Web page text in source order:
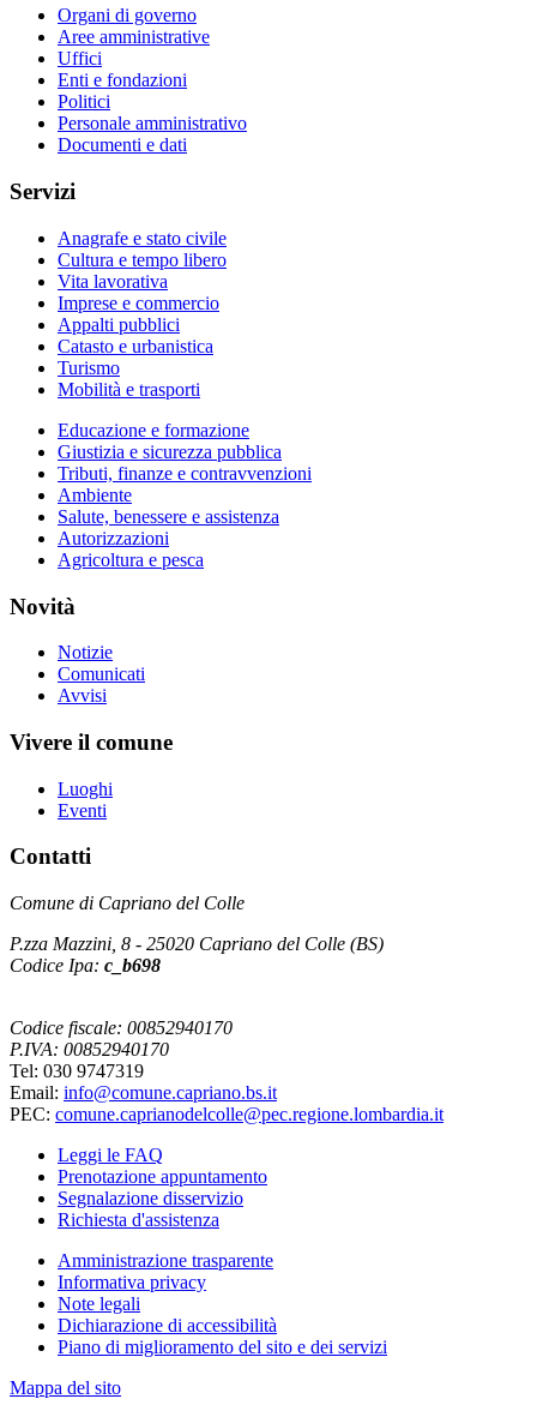
Organi di governo
Aree amministrative
Uffici
Enti e fondazioni
Politici
Personale amministrativo
Documenti e dati
Servizi
Anagrafe e stato civile
Cultura e tempo libero
Vita lavorativa
Imprese e commercio
Appalti pubblici
Catasto e urbanistica
Turismo
Mobilità e trasporti
Educazione e formazione
Giustizia e sicurezza pubblica
Tributi, finanze e contravvenzioni
Ambiente
Salute, benessere e assistenza
Autorizzazioni
Agricoltura e pesca
Novità
Notizie
Comunicati
Avvisi
Vivere il comune
Luoghi
Eventi
Contatti
Comune di Capriano del Colle
P.zza Mazzini, 8 - 25020 Capriano del Colle (BS)
Codice Ipa: c_b698
Codice fiscale: 00852940170
P.IVA: 00852940170
Tel: 030 9747319
Email: info@comune.capriano.bs.it
PEC: comune.caprianodelcolle@pec.regione.lombardia.it
Leggi le FAQ
Prenotazione appuntamento
Segnalazione disservizio
Richiesta d'assistenza
Amministrazione trasparente
Informativa privacy
Note legali
Dichiarazione di accessibilità
Piano di miglioramento del sito e dei servizi
Mappa del sito